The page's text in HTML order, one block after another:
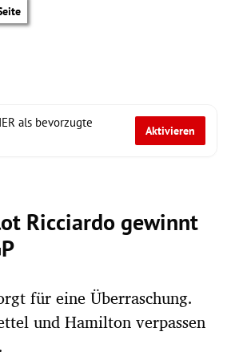
als bevorzugte
Aktivieren
Ricciardo gewinnt
für eine Überraschung.
und Hamilton verpassen